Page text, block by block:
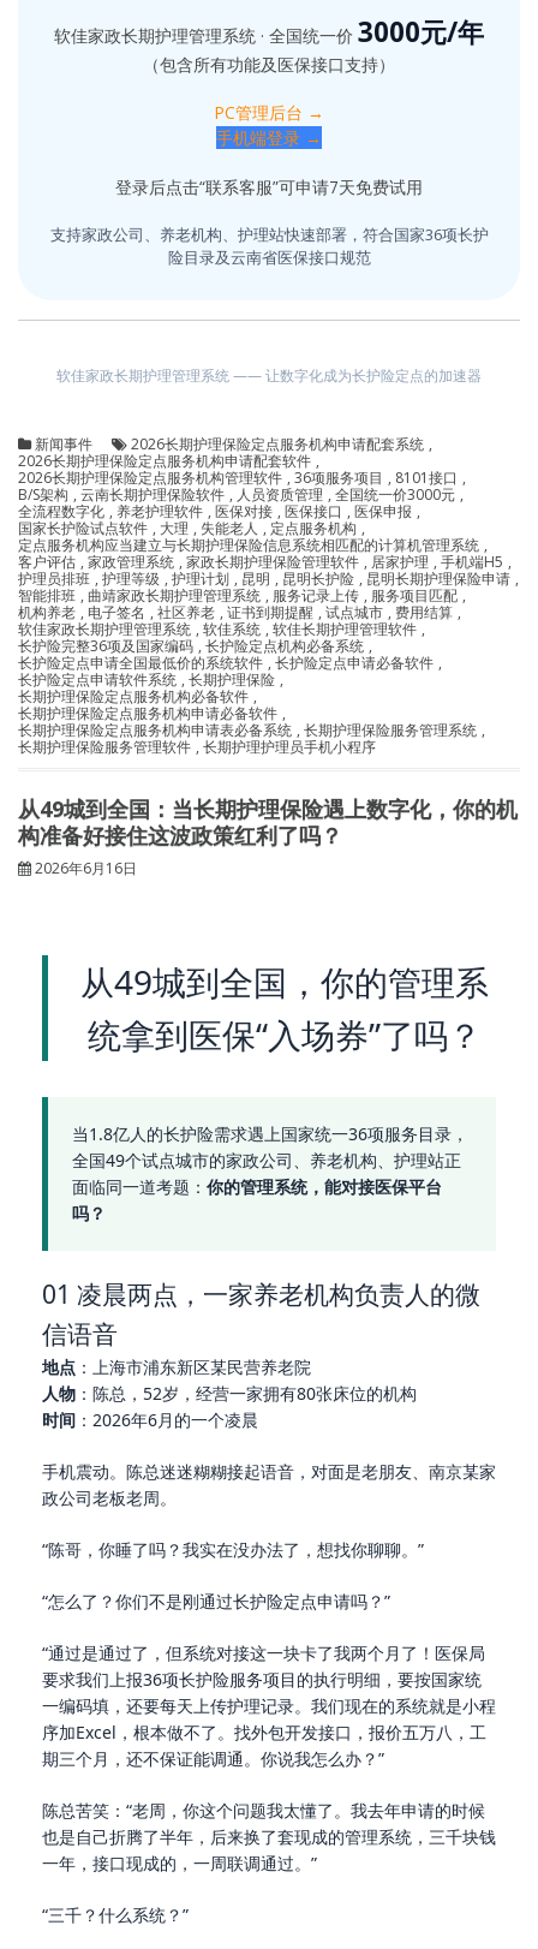
软佳家政长期护理管理系统 · 全国统一价 3000元/年
（包含所有功能及医保接口支持）
PC管理后台 →
手机端登录 →
登录后点击“联系客服”可申请7天免费试用
支持家政公司、养老机构、护理站快速部署，符合国家36项长护
险目录及云南省医保接口规范
软佳家政长期护理管理系统 —— 让数字化成为长护险定点的加速器
新闻事件 2026长期护理保险定点服务机构申请配套系统 ,
2026长期护理保险定点服务机构申请配套软件 ,
2026长期护理保险定点服务机构管理软件 , 36项服务项目 , 8101接口 ,
B/S架构 , 云南长期护理保险软件 , 人员资质管理 , 全国统一价3000元 ,
全流程数字化 , 养老护理软件 , 医保对接 , 医保接口 , 医保申报 ,
国家长护险试点软件 , 大理 , 失能老人 , 定点服务机构 ,
定点服务机构应当建立与长期护理保险信息系统相匹配的计算机管理系统 ,
客户评估 , 家政管理系统 , 家政长期护理保险管理软件 , 居家护理 , 手机端H5 ,
护理员排班 , 护理等级 , 护理计划 , 昆明 , 昆明长护险 , 昆明长期护理保险申请 ,
智能排班 , 曲靖家政长期护理管理系统 , 服务记录上传 , 服务项目匹配 ,
机构养老 , 电子签名 , 社区养老 , 证书到期提醒 , 试点城市 , 费用结算 ,
软佳家政长期护理管理系统 , 软佳系统 , 软佳长期护理管理软件 ,
长护险完整36项及国家编码 , 长护险定点机构必备系统 ,
长护险定点申请全国最低价的系统软件 , 长护险定点申请必备软件 ,
长护险定点申请软件系统 , 长期护理保险 ,
长期护理保险定点服务机构必备软件 ,
长期护理保险定点服务机构申请必备软件 ,
长期护理保险定点服务机构申请表必备系统 , 长期护理保险服务管理系统 ,
长期护理保险服务管理软件 , 长期护理护理员手机小程序
从49城到全国：当长期护理保险遇上数字化，你的机
构准备好接住这波政策红利了吗？
2026年6月16日
从49城到全国，你的管理系
统拿到医保“入场券”了吗？
当1.8亿人的长护险需求遇上国家统一36项服务目录，
全国49个试点城市的家政公司、养老机构、护理站正
面临同一道考题： 你的管理系统，能对接医保平台
吗？
01 凌晨两点，一家养老机构负责人的微
信语音
地点 ：上海市浦东新区某民营养老院
人物 ：陈总，52岁，经营一家拥有80张床位的机构
时间 ：2026年6月的一个凌晨
手机震动。陈总迷迷糊糊接起语音，对面是老朋友、南京某家
政公司老板老周。
“陈哥，你睡了吗？我实在没办法了，想找你聊聊。”
“怎么了？你们不是刚通过长护险定点申请吗？”
“通过是通过了，但系统对接这一块卡了我两个月了！医保局
要求我们上报36项长护险服务项目的执行明细，要按国家统
一编码填，还要每天上传护理记录。我们现在的系统就是小程
序加Excel，根本做不了。找外包开发接口，报价五万八，工
期三个月，还不保证能调通。你说我怎么办？”
陈总苦笑：“老周，你这个问题我太懂了。我去年申请的时候
也是自己折腾了半年，后来换了套现成的管理系统，三千块钱
一年，接口现成的，一周联调通过。”
“三千？什么系统？”